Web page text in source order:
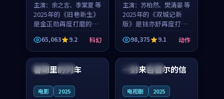
主演： 余之言、季棠夏 等
2025年的《旧巷新生》
是金正勋再度打磨的科
幻佳作。英国的取景与
雨夜物语的氛围相互成
就，余之言与季棠夏的
对手戏自然克制，让整
部影片在悬念与温度
65,063 9.2 科幻
主演： 苏柏然、樊清晏 等
2025年的《双城记新
版》是钱亦舒再度打磨
的动作佳作。中国大陆
的取景与沙漠探险的氛
围相互成就，苏柏然与
樊清晏的对手戏自然克
制，让整部影片在悬念
98,375 9.1 动作
中国 杜比
暑期里的列车
电影 2025
韩国 热播
一封来自首尔的信
电视剧 2025